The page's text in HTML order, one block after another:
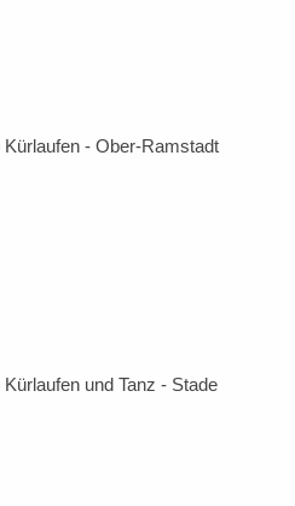
- Ober-Ramstadt
und Tanz - Stade